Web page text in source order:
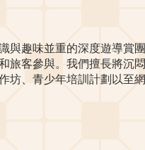
與趣味並重的深度遊導賞
旅客參與。我們擅長將沉
坊、青少年培訓計劃以至